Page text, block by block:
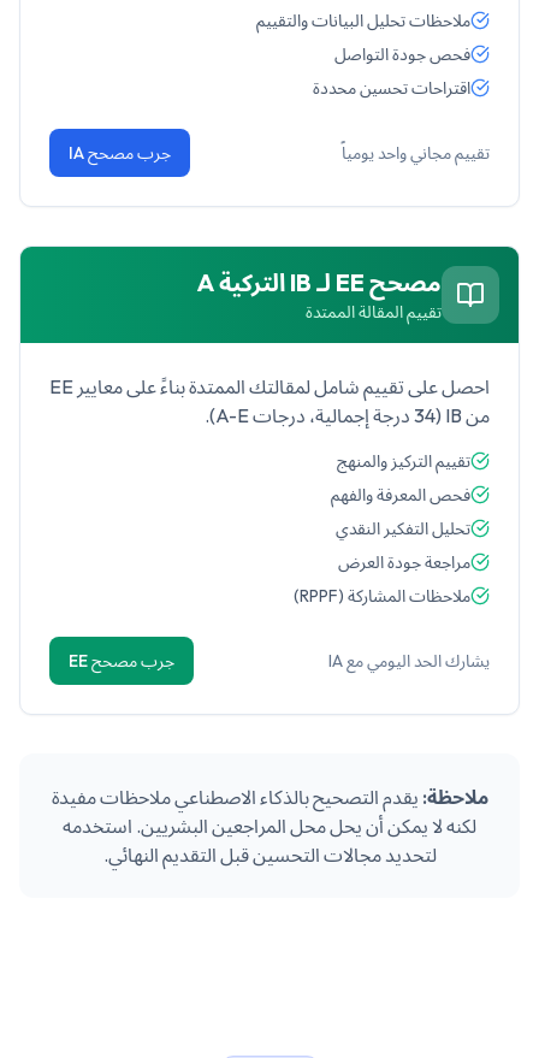
ملاحظات تحليل البيانات والتقييم
فحص جودة التواصل
اقتراحات تحسين محددة
تقييم مجاني واحد يومياً جرب مصحح IA
مصحح EE لـ IB التركية A
تقييم المقالة الممتدة
احصل على تقييم شامل لمقالتك الممتدة بناءً على معايير EE
من IB (34 درجة إجمالية، درجات A-E).
تقييم التركيز والمنهج
فحص المعرفة والفهم
تحليل التفكير النقدي
مراجعة جودة العرض
ملاحظات المشاركة (RPPF)
يشارك الحد اليومي مع IA جرب مصحح EE
ملاحظة: يقدم التصحيح بالذكاء الاصطناعي ملاحظات مفيدة
لكنه لا يمكن أن يحل محل المراجعين البشريين. استخدمه
لتحديد مجالات التحسين قبل التقديم النهائي.